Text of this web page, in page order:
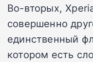
Во-вторых,
совершенно
единственный
котором есть